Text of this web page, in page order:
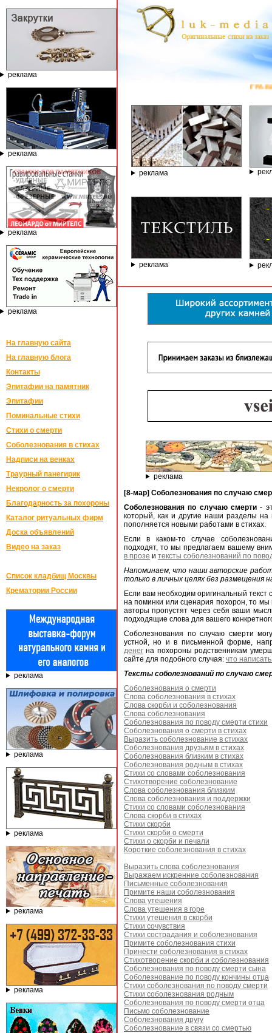
реклама
реклама
реклама
реклама
На главную сайта
На главную блога
Контакты
Эпитафии на памятник
Эпитафии
Поминальные стихи
Стихи о смерти
Соболезнования в стихах
Надписи на венках
Траурный панегирик
Некролог о смерти
Благодарность за похороны
Каталог ритуальных фирм
Доска объявлений
Видео на заказ
Список кладбищ Москвы
Крематории России
реклама
реклама
реклама
реклама
реклама
реклама
реклама
реклама
[8-мар] Соболезнования по случаю
Соболезнования по случаю смерти-
который, как и другие наши разделы на
пополняется новыми работами в стихах.
Если в каком-то случае
подходят, то мы предлагаем вашему
в прозе и тексты соболезнований по
Напоминаем, что наши авторские
только в личных целях без размещения
Если вам необходим оригинальный
на поминки или сценария похорон, то
авторы пропустят через себя ваши
подходящие слова для вашего
Соболезнования по случаю смерти
устной, но и в письменной форме,
денег на похороны родственникам
сайте для подобного случая: что
Тексты соболезнований по случаю
Соболезнования о смерти
Слова соболезнования в стихах
Слова скорби и соболезнования
Слова соболезнования
Соболезнования по поводу смерти стихи
Соболезнования о смерти в стихах
Выразить соболезнование в стихах
Соболезнования друзьям в стихах
Соболезнования близким в стихах
Соболезнования родным в стихах
Стихи со словами соболезнования
Стихотворение соболезнование
Слова соболезнования близким
Слова соболезнования и поддержки
Стихи со словами соболезнования
Слова скорби в стихах
Стихи скорби
Стихи скорби о смерти
Стихи о скорби и печали
Короткие соболезнования в стихах
Выразить слова соболезнования
Выражаем искренние соболезнования
Письменные соболезнования
Примите наши соболезнования
Слова утешения
Слова утешения в горе
Стихи утешения в скорби
Стихи сочувствия
Стихи сострадания и соболезнования
Примите соболезнования стихи
Принести соболезнования в стихах
Стихотворение скорби и соболезнования
Соболезнования по поводу смерти сына
Соболезнование по поводу кончины отца
Стихи соболезнования по поводу смерти
Стихи соболезнования родным
Соболезнования по поводу смерти отца
Письмо соболезнование
Соболезнования другу
Соболезнование в связи со смертью